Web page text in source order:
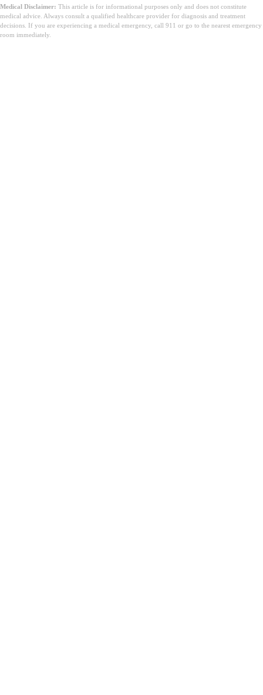
Medical Disclaimer: This article is for informational purposes only and does not constitute
medical advice. Always consult a qualified healthcare provider for diagnosis and treatment
decisions. If you are experiencing a medical emergency, call 911 or go to the nearest emergency
room immediately.